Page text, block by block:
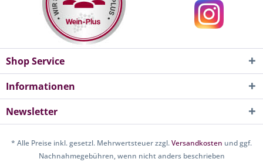
Shop Service
Informationen
Newsletter
* Alle Preise inkl. gesetzl. Mehrwertsteuer zzgl.Versandkosten und ggf.
Nachnahmegebühren, wenn nicht anders beschrieben